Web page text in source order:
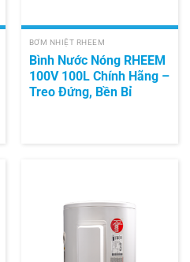
BƠM NHIỆT RHEEM
Bình Nước Nóng RHEEM
100V 100L Chính Hãng –
Treo Đứng, Bền Bỉ